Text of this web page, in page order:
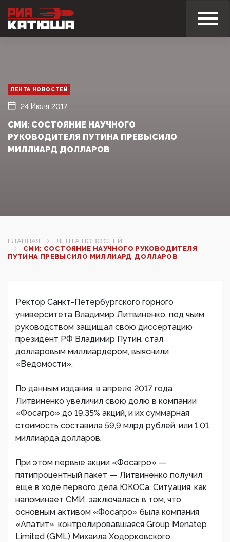
ЛЕНТА НОВОСТЕЙ
24 Июля 2017
СМИ: СОСТОЯНИЕ НАУЧНОГО
РУКОВОДИТЕЛЯ ПУТИНА ПРЕВЫСИЛО
МИЛЛИАРД ДОЛЛАРОВ
ГЛАВНАЯ
ЛЕНТА НОВОСТЕЙ
СМИ: СОСТОЯНИЕ НАУЧНОГО РУКОВОДИТЕЛЯ
ПУТИНА ПРЕВЫСИЛО МИЛЛИАРД ДОЛЛАРОВ
Ректор Санкт-Петербургского горного
университета Владимир Литвиненко, под чьим
руководством защищал свою диссертацию
президент РФ Владимир Путин, стал
долларовым миллиардером, выяснили
«Ведомости».
По данным издания, в апреле 2017 года
Литвиненко увеличил свою долю в компании
«Фосагро» до 19,35% акций, и их суммарная
стоимость составила 59,9 млрд рублей, или 1,01
миллиарда долларов.
При этом первые акции «Фосагро» —
пятипроцентный пакет — Литвиненко получил
еще в ходе первого дела ЮКОСа. Ситуация, как
напоминает СМИ, заключалась в том, что
основным активом «Фосагро» была компания
«Апатит», контролировавшаяся Group Menatep
Limited (GML) Михаила Ходорковского.